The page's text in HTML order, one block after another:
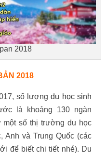
2018
2018
số lượngdu học sinh
là khoảng 130 ngàn
số thị trường du học
Anh và Trung Quốc (các
để biết chi tiết nhé). Du